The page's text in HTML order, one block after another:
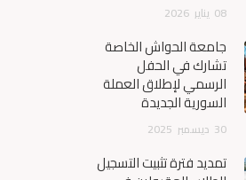
08 يناير 2026
جامعة الحواش الخاصة
تشارك في الحفل
الرسمي لإطلاق العملة
السورية الجديدة
30 ديسمبر 2025
تمديد فترة تثبيت التسجيل